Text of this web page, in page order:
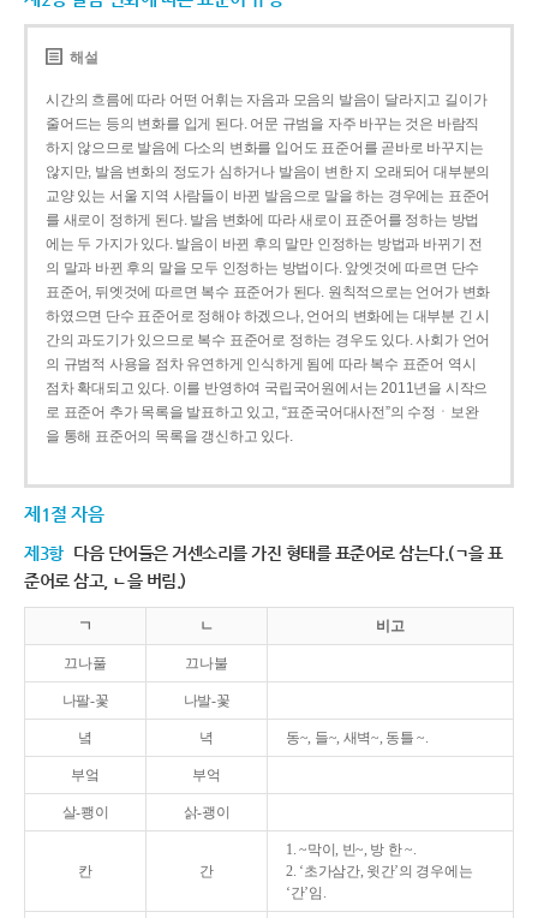
해설
시간의 흐름에 따라 어떤 어휘는 자음과 모음의 발음이 달라지고 길이가
줄어드는 등의 변화를 입게 된다. 어문 규범을 자주 바꾸는 것은 바람직
하지 않으므로 발음에 다소의 변화를 입어도 표준어를 곧바로 바꾸지는
않지만, 발음 변화의 정도가 심하거나 발음이 변한 지 오래되어 대부분의
교양 있는 서울 지역 사람들이 바뀐 발음으로 말을 하는 경우에는 표준어
를 새로이 정하게 된다. 발음 변화에 따라 새로이 표준어를 정하는 방법
에는 두 가지가 있다. 발음이 바뀐 후의 말만 인정하는 방법과 바뀌기 전
의 말과 바뀐 후의 말을 모두 인정하는 방법이다. 앞엣것에 따르면 단수
표준어, 뒤엣것에 따르면 복수 표준어가 된다. 원칙적으로는 언어가 변화
하였으면 단수 표준어로 정해야 하겠으나, 언어의 변화에는 대부분 긴 시
간의 과도기가 있으므로 복수 표준어로 정하는 경우도 있다. 사회가 언어
의 규범적 사용을 점차 유연하게 인식하게 됨에 따라 복수 표준어 역시
점차 확대되고 있다. 이를 반영하여 국립국어원에서는 2011년을 시작으
로 표준어 추가 목록을 발표하고 있고, “표준국어대사전”의 수정ㆍ보완
을 통해 표준어의 목록을 갱신하고 있다.
제1절 자음
제3항 다음 단어들은 거센소리를 가진 형태를 표준어로 삼는다.(ㄱ을 표
준어로 삼고, ㄴ을 버림.)
ㄱ ㄴ 비고
끄나풀 끄나불
나팔-꽃 나발-꽃
녘 녁 동~, 들~, 새벽~, 동틀 ~.
부엌 부억
살-쾡이 삵-괭이
칸 간
1. ~막이, 빈~, 방 한 ~.
2. ‘초가삼간, 윗간’의 경우에는
‘간’임.